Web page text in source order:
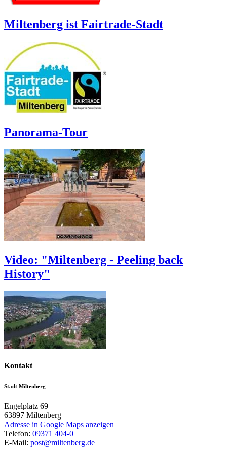
Miltenberg ist Fairtrade-Stadt
Panorama-Tour
Video: "Miltenberg - Peeling back
History"
Kontakt
Stadt Miltenberg
Engelplatz 69
63897 Miltenberg
Adresse in Google Maps anzeigen
Telefon: 09371 404-0
E-Mail: post@miltenberg.de